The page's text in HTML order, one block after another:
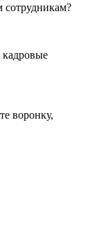
сотрудникам?
кадровые
воронку,